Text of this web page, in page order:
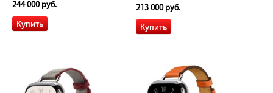
244 000 руб.
213 000 руб.